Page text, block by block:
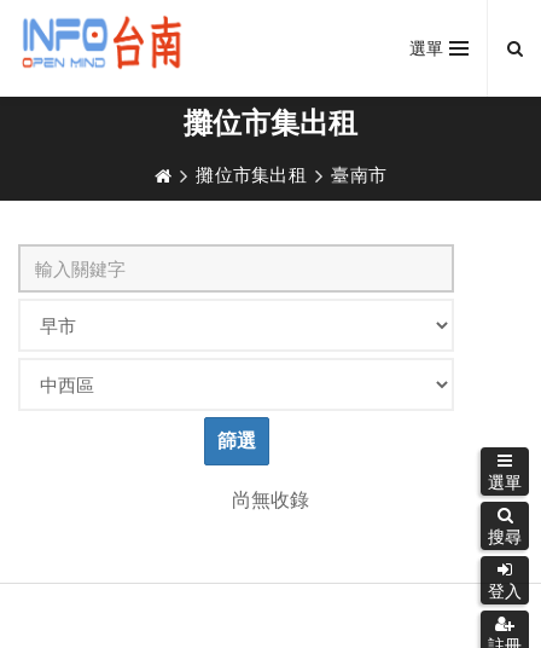
選單
攤位市集出租
攤位市集出租 臺南市
篩選
尚無收錄
選單
搜尋
登入
選單
搜尋
登入